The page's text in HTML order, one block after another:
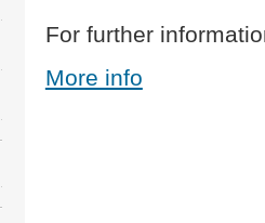
For further
More info